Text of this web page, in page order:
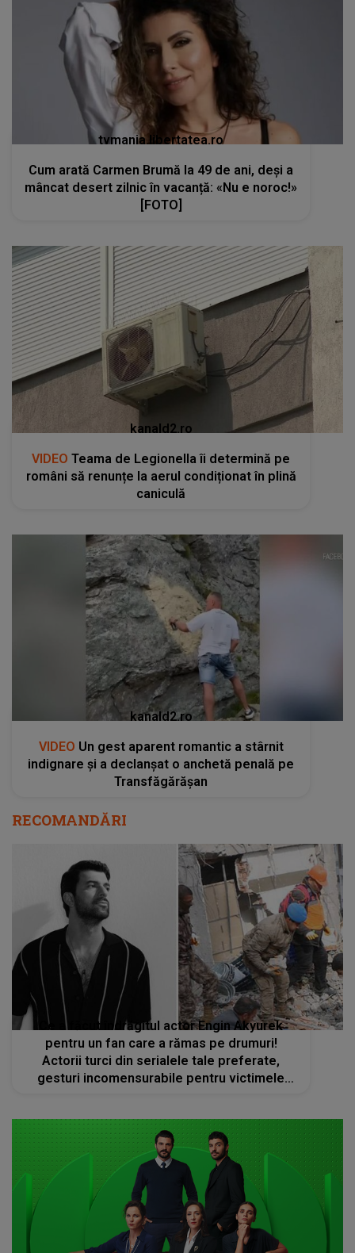
tvmania.libertatea.ro
Cum arată Carmen Brumă la 49 de ani, deși a
mâncat desert zilnic în vacanță: «Nu e noroc!»
[FOTO]
kanald2.ro
VIDEO Teama de Legionella îi determină pe
români să renunțe la aerul condiționat în plină
caniculă
kanald2.ro
VIDEO Un gest aparent romantic a stârnit
indignare și a declanșat o anchetă penală pe
Transfăgărășan
RECOMANDĂRI
Ce a făcut îndrăgitul actor Engin Akyurek
pentru un fan care a rămas pe drumuri!
Actorii turci din serialele tale preferate,
gesturi incomensurabile pentru victimele